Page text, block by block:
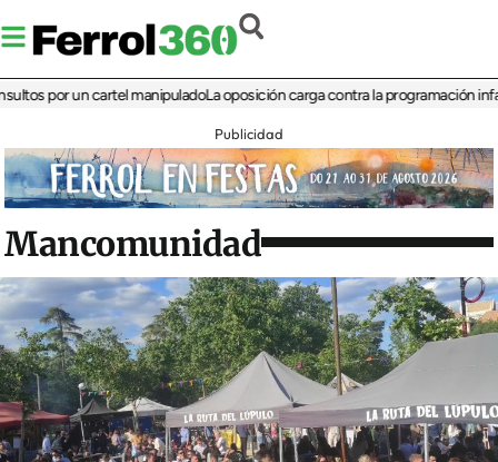
por un cartel manipuladoLa oposición carga contra la programación infantil
Publicidad
Mancomunidad